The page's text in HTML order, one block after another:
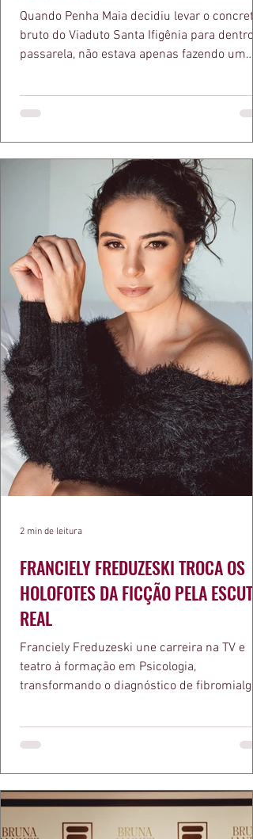
Quando Penha Maia decidiu levar o concreto
bruto do Viaduto Santa Ifigênia para dentro
passarela, não estava apenas fazendo um
a apresentadora e influenciadora Juliana
defende há tempos, o de que moda
estruturas geométricas, volumes
aquele concreto aparente típico da
arquitetura paulistana em peças de vestir,
FRANCIELY FREDUZESKI TROCA OS
HOLOFOTES DA FICÇÃO PELA ESCUTA
REAL
Franciely Freduzeski une carreira na TV e
teatro à formação em Psicologia,
transformando o diagnóstico de fibromialgia
medalha Chiquinha Gonzaga.
2 min de leitura